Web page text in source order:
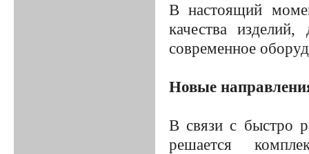
В настоящий
качества
современное
Новые
В связи с быстро
решается